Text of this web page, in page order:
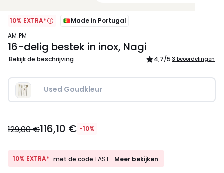
10% EXTRA*
Made in Portugal
AM.PM
16-delig bestek in inox, Nagi
Bekijk de beschrijving 4,7/5 3 beoordelingen
Used Goudkleur
€
van
129,00 €116,10 € -10%
10% EXTRA* met de code LAST
10%
Meer bekijken